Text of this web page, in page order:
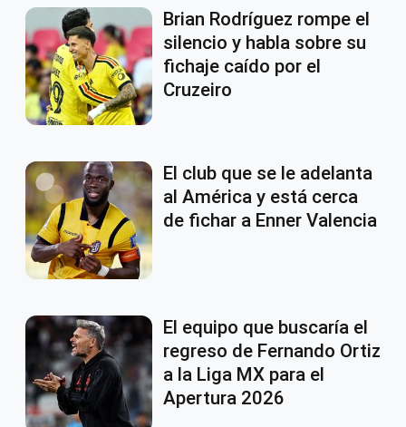
Brian Rodríguez rompe el
silencio y habla sobre su
fichaje caído por el
Cruzeiro
El club que se le adelanta
al América y está cerca
de fichar a Enner Valencia
El equipo que buscaría el
regreso de Fernando Ortiz
a la Liga MX para el
Apertura 2026